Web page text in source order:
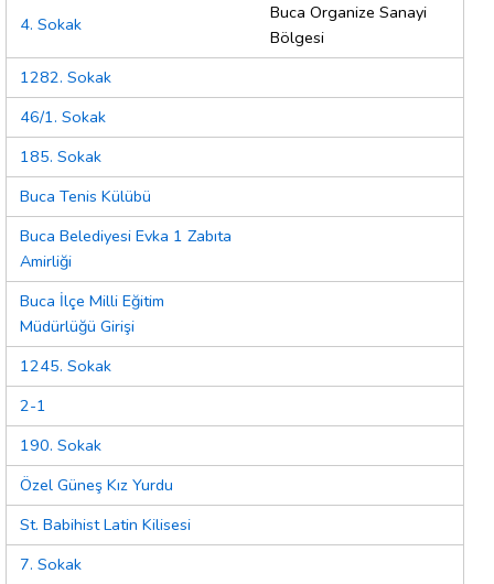
4. Sokak
Buca Organize Sanayi
Bölgesi
1282. Sokak
46/1. Sokak
185. Sokak
Buca Tenis Külübü
Buca Belediyesi Evka 1 Zabıta
Amirliği
Buca İlçe Milli Eğitim
Müdürlüğü Girişi
1245. Sokak
2-1
190. Sokak
Özel Güneş Kız Yurdu
St. Babihist Latin Kilisesi
7. Sokak